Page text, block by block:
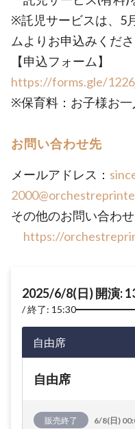
※託児サービスは、5
ムよりお申込みくださ
【申込フォーム】
https://forms.gle/
※保育料：お子様お一
お問い合わせ先
メールアドレス：
その他のお問い合わ
https://
2025/6/8(日) 開演:
終了: 15:30
自由席
自由席
販売終了 6/8(日)